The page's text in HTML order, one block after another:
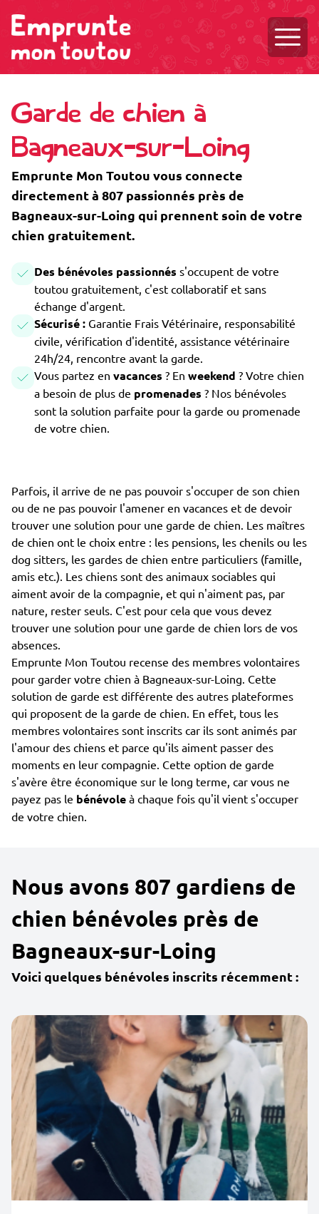
Garde de chien à
Bagneaux-sur-Loing
Emprunte Mon Toutou vous connecte
directement à 807 passionnés près de
Bagneaux-sur-Loing qui prennent soin de votre
chien gratuitement.
Des bénévoles passionnés s'occupent de votre
toutou gratuitement, c'est collaboratif et sans
échange d'argent.
Sécurisé : Garantie Frais Vétérinaire, responsabilité
civile, vérification d'identité, assistance vétérinaire
24h/24, rencontre avant la garde.
Vous partez en vacances ? En weekend ? Votre chien
a besoin de plus de promenades ? Nos bénévoles
sont la solution parfaite pour la garde ou promenade
de votre chien.
Parfois, il arrive de ne pas pouvoir s'occuper de son chien
ou de ne pas pouvoir l'amener en vacances et de devoir
trouver une solution pour une garde de chien. Les maîtres
de chien ont le choix entre : les pensions, les chenils ou les
dog sitters, les gardes de chien entre particuliers (famille,
amis etc.). Les chiens sont des animaux sociables qui
aiment avoir de la compagnie, et qui n'aiment pas, par
nature, rester seuls. C'est pour cela que vous devez
trouver une solution pour une garde de chien lors de vos
absences.
Emprunte Mon Toutou recense des membres volontaires
pour garder votre chien à Bagneaux-sur-Loing. Cette
solution de garde est différente des autres plateformes
qui proposent de la garde de chien. En effet, tous les
membres volontaires sont inscrits car ils sont animés par
l'amour des chiens et parce qu'ils aiment passer des
moments en leur compagnie. Cette option de garde
s'avère être économique sur le long terme, car vous ne
payez pas le bénévole à chaque fois qu'il vient s'occuper
de votre chien.
Nous avons 807 gardiens de
chien bénévoles près de
Bagneaux-sur-Loing
Voici quelques bénévoles inscrits récemment :